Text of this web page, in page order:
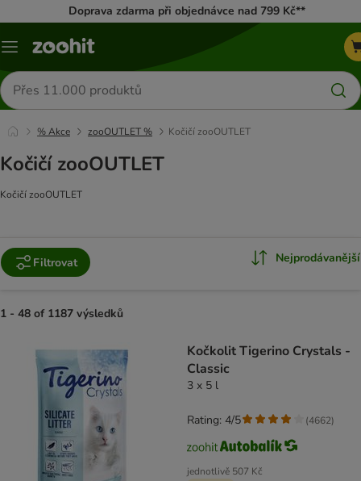
Doprava zdarma při objednávce nad 799 Kč**
Menu
Hledat
produkty
% Akce zooOUTLET % Kočičí zooOUTLET
Kočičí zooOUTLET
Kočičí zooOUTLET
Filtrovat Nejprodávanější
1 - 48 of 1187 výsledků
Kočkolit Tigerino Crystals -
Classic
3 x 5 l
jednotlivě 507 Kč
Rating: 4/5 (4662)